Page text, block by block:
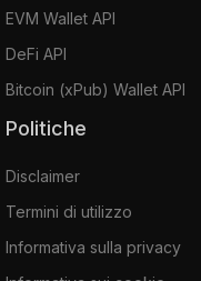
EVM Wallet API
DeFi API
Bitcoin (xPub) Wallet API
Politiche
Disclaimer
Termini di utilizzo
Informativa sulla privacy